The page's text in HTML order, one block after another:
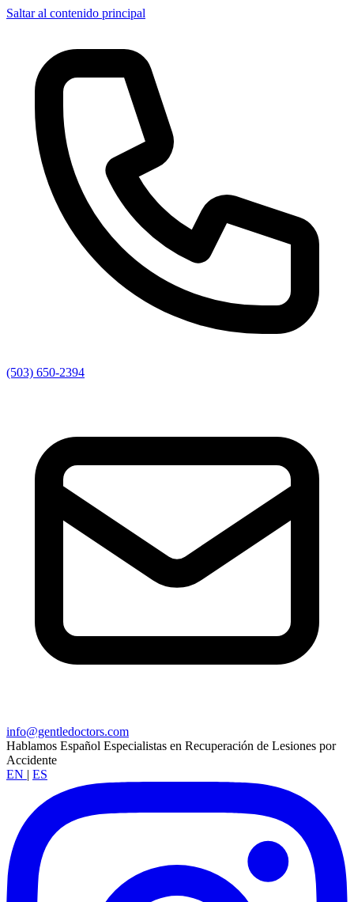
Saltar al contenido principal
(503) 650-2394
info@gentledoctors.com
Hablamos Español Especialistas en Recuperación de Lesiones por
Accidente
EN | ES